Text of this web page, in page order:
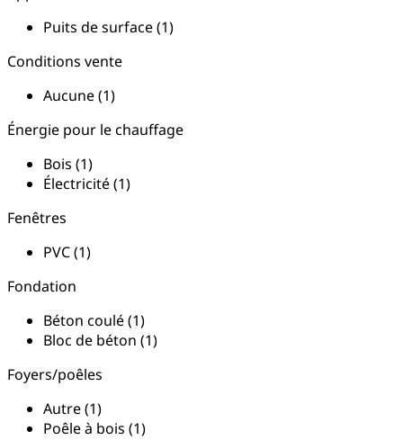
Puits de surface (1)
Conditions vente
Aucune (1)
Énergie pour le chauffage
Bois (1)
Électricité (1)
Fenêtres
PVC (1)
Fondation
Béton coulé (1)
Bloc de béton (1)
Foyers/poêles
Autre (1)
Poêle à bois (1)